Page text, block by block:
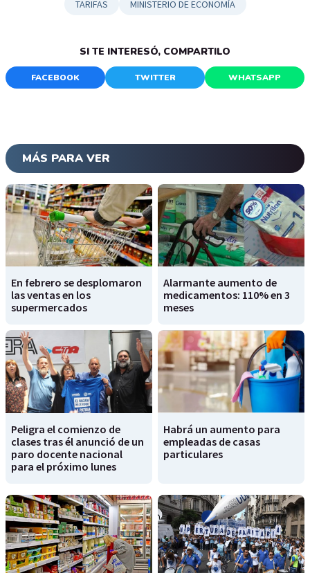
TARIFAS MINISTERIO DE ECONOMÍA
SI TE INTERESÓ, COMPARTILO
FACEBOOK TWITTER WHATSAPP
MÁS PARA VER
En febrero se desplomaron
las ventas en los
supermercados
Alarmante aumento de
medicamentos: 110% en 3
meses
Peligra el comienzo de
clases tras él anunció de un
paro docente nacional
para el próximo lunes
Habrá un aumento para
empleadas de casas
particulares